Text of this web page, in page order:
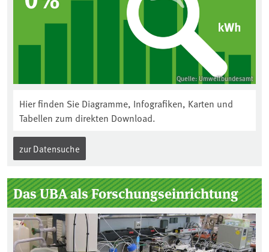
Quelle: Umweltbundesamt
Hier finden Sie Diagramme, Infografiken, Karten und
Tabellen zum direkten Download.
zur Datensuche
Das UBA als Forschungseinrichtung